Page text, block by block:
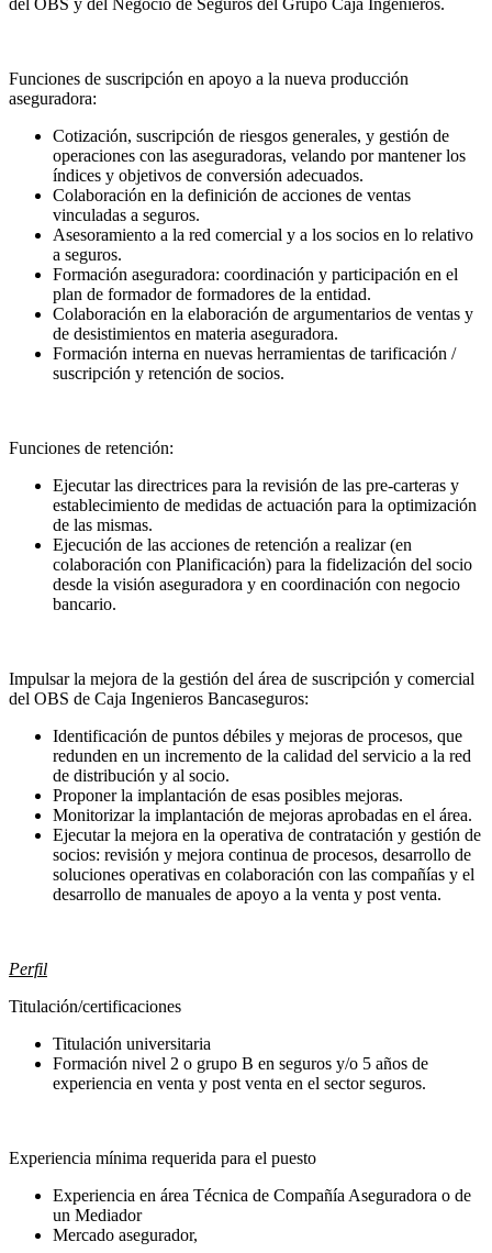
del OBS y del Negocio de Seguros del Grupo Caja Ingenieros.
Funciones de suscripción en apoyo a la nueva producción
aseguradora:
Cotización, suscripción de riesgos generales, y gestión de
operaciones con las aseguradoras, velando por mantener los
índices y objetivos de conversión adecuados.
Colaboración en la definición de acciones de ventas
vinculadas a seguros.
Asesoramiento a la red comercial y a los socios en lo relativo
a seguros.
Formación aseguradora: coordinación y participación en el
plan de formador de formadores de la entidad.
Colaboración en la elaboración de argumentarios de ventas y
de desistimientos en materia aseguradora.
Formación interna en nuevas herramientas de tarificación /
suscripción y retención de socios.
Funciones de retención:
Ejecutar las directrices para la revisión de las pre-carteras y
establecimiento de medidas de actuación para la optimización
de las mismas.
Ejecución de las acciones de retención a realizar (en
colaboración con Planificación) para la fidelización del socio
desde la visión aseguradora y en coordinación con negocio
bancario.
Impulsar la mejora de la gestión del área de suscripción y comercial
del OBS de Caja Ingenieros Bancaseguros:
Identificación de puntos débiles y mejoras de procesos, que
redunden en un incremento de la calidad del servicio a la red
de distribución y al socio.
Proponer la implantación de esas posibles mejoras.
Monitorizar la implantación de mejoras aprobadas en el área.
Ejecutar la mejora en la operativa de contratación y gestión de
socios: revisión y mejora continua de procesos, desarrollo de
soluciones operativas en colaboración con las compañías y el
desarrollo de manuales de apoyo a la venta y post venta.
Perfil
Titulación/certificaciones
Titulación universitaria
Formación nivel 2 o grupo B en seguros y/o 5 años de
experiencia en venta y post venta en el sector seguros.
Experiencia mínima requerida para el puesto
Experiencia en área Técnica de Compañía Aseguradora o de
un Mediador
Mercado asegurador,